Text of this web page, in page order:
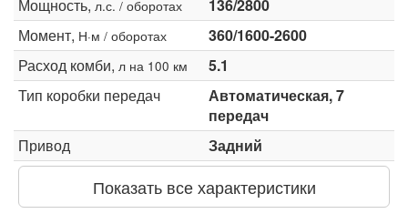
Мощность, л.с. / оборотах
136/2800
Момент, Н·м / оборотах
360/1600-2600
Расход комби, л на 100 км
5.1
Тип коробки передач
Автоматическая, 7
передач
Привод
Задний
Показать все характеристики